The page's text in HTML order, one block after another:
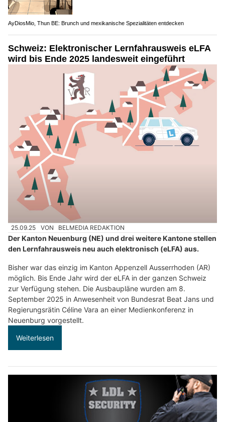
AyDiosMio, Thun BE: Brunch und mexikanische Spezialitäten entdecken
Schweiz: Elektronischer Lernfahrausweis eLFA
wird bis Ende 2025 landesweit eingeführt
25.09.25 VON BELMEDIA REDAKTION
Der Kanton Neuenburg (NE) und drei weitere Kantone stellen
den Lernfahrausweis neu auch elektronisch (eLFA) aus.
Bisher war das einzig im Kanton Appenzell Ausserrhoden (AR)
möglich. Bis Ende Jahr wird der eLFA in der ganzen Schweiz
zur Verfügung stehen. Die Ausbaupläne wurden am 8.
September 2025 in Anwesenheit von Bundesrat Beat Jans und
Regierungsrätin Céline Vara an einer Medienkonferenz in
Neuenburg vorgestellt.
Weiterlesen